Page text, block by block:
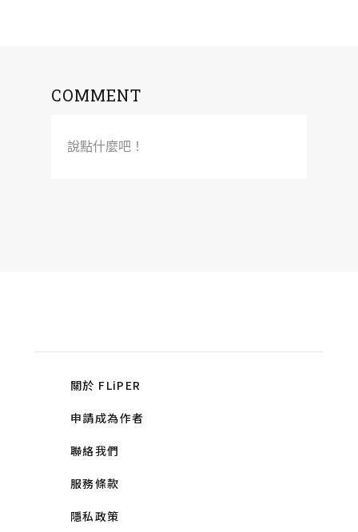
COMMENT
說點什麼吧！
關於 FLiPER
申請成為作者
聯絡我們
服務條款
隱私政策